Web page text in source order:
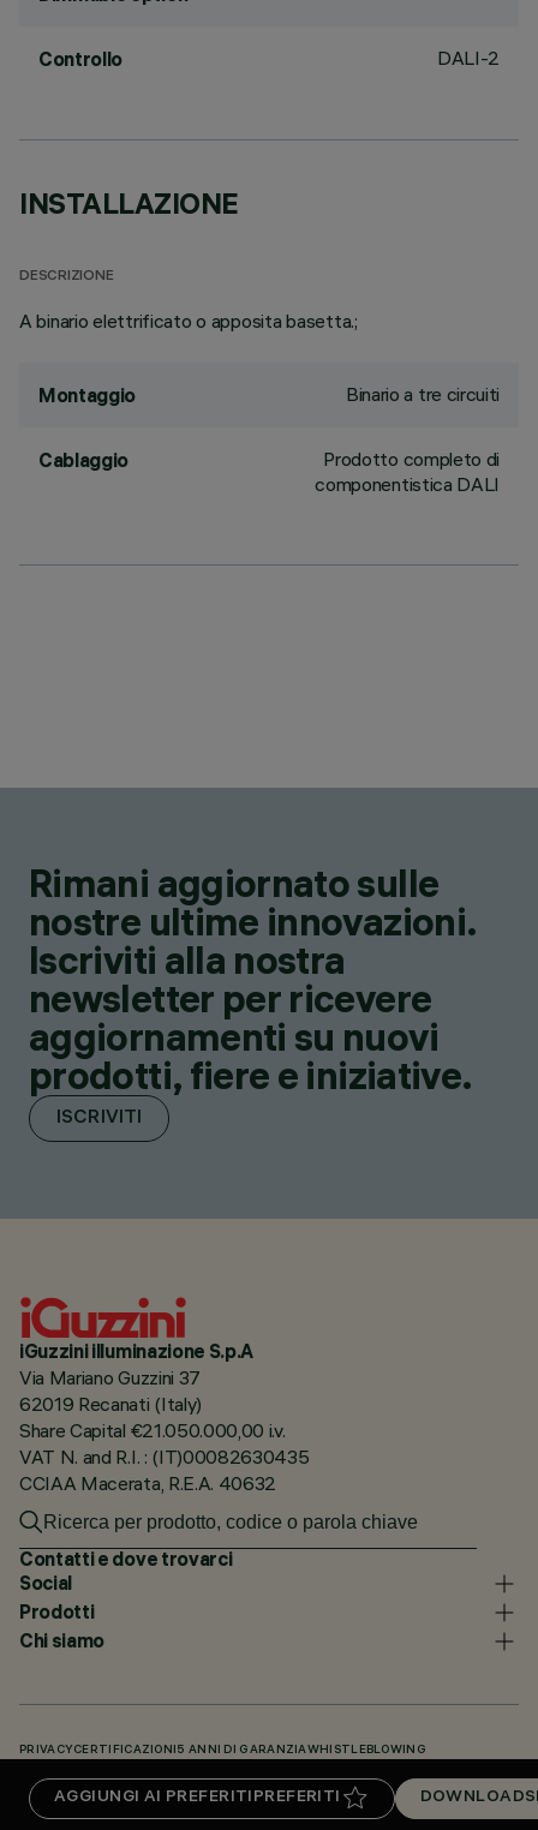
AGGIUNGI AI PREFERITI PREFERITI DOWNLOADS
Controllo DALI-2
INSTALLAZIONE
DESCRIZIONE
A binario elettrificato o apposita basetta.;
Montaggio Binario a tre circuiti
Cablaggio
Prodotto completo di
componentistica DALI
Rimani aggiornato sulle
nostre ultime innovazioni.
Iscriviti alla nostra
newsletter per ricevere
aggiornamenti su nuovi
prodotti, fiere e iniziative.
ISCRIVITI
iGuzzini illuminazione S.p.A
Via Mariano Guzzini 37
62019 Recanati (Italy)
Share Capital €21.050.000,00 i.v.
VAT N. and R.I. : (IT)00082630435
CCIAA Macerata, R.E.A. 40632
Contatti e dove trovarci
Social
Prodotti
Chi siamo
PRIVACY CERTIFICAZIONI 5 ANNI DI GARANZIAWHISTLEBLOWING
KNOWLEDGE BASE (LOGIN NECESSARIO)DOWNLOADS